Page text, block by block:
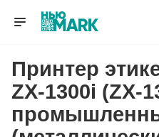
Принтер
ZX-1300i (ZX-